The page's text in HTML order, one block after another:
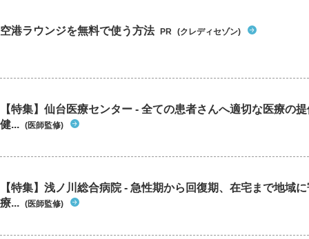
空港ラウンジを無料で使う方法 PR (クレディセゾン)
【特集】仙台医療センター - 全ての患者さんへ適切な医療の
健... (医師監修)
【特集】浅ノ川総合病院 - 急性期から回復期、在宅まで地域
療... (医師監修)